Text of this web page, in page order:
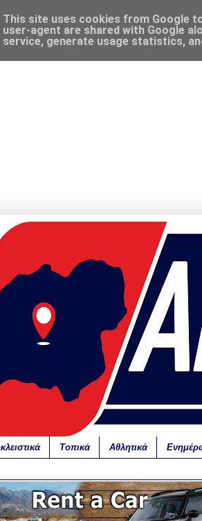
Τοπικά Αθλητικά
This site uses cookies from Google
user-agent are shared with Google
service, generate usage statistics,